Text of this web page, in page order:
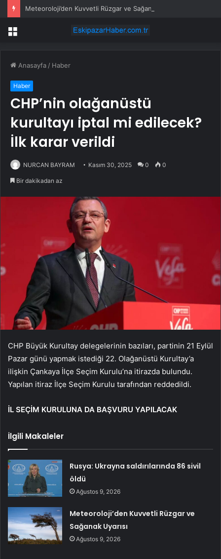
Meteoroloji’den Kuvvetli Rüzgar ve Sağanak Uyarısı
Menü
Anasayfa / Haber
Haber
CHP’nin olağanüstü
kurultayı iptal mi edilecek?
İlk karar verildi
NURCAN BAYRAM Kasım 30, 2025 0 0
Bir dakikadan az
CHP Büyük Kurultay delegelerinin bazıları, partinin 21 Eylül
Pazar günü yapmak istediği 22. Olağanüstü Kurultay’a
ilişkin Çankaya İlçe Seçim Kurulu’na itirazda bulundu.
Yapılan itiraz İlçe Seçim Kurulu tarafından reddedildi.
İL SEÇİM KURULUNA DA BAŞVURU YAPILACAK
İlgili Makaleler
Rusya: Ukrayna saldırılarında 86 sivil
öldü
Ağustos 9, 2026
Meteoroloji’den Kuvvetli Rüzgar ve
Sağanak Uyarısı
Ağustos 9, 2026